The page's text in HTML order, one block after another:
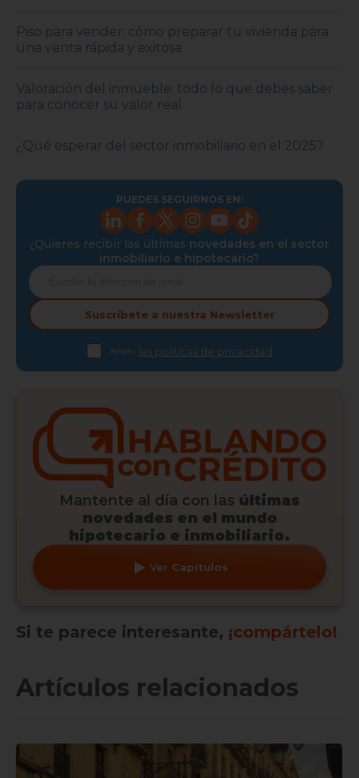
Piso para vender: cómo preparar tu vivienda para
una venta rápida y exitosa
Valoración del inmueble: todo lo que debes saber
para conocer su valor real
¿Qué esperar del sector inmobiliario en el 2025?
PUEDES SEGUIRNOS EN:
¿Quieres recibir las últimas novedades en el sector
inmobiliario e hipotecario?
Suscríbete a nuestra Newsletter
Acepto las políticas de privacidad
Mantente al día con las últimas
novedades en el mundo
hipotecario e inmobiliario.
Ver Capítulos
Si te parece interesante, ¡compártelo!
Artículos relacionados